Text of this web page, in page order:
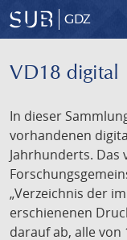
GDZ
VD18 digital
In dieser
vorhandenen
Jahrhunderts. Das
„Verzeichnis der
erschienenen
darauf ab, alle von